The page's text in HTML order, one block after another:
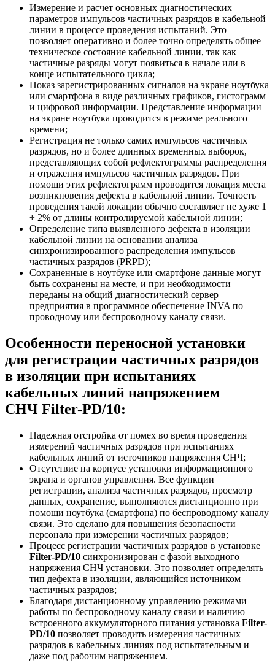
Измерение и расчет основных диагностических
параметров импульсов частичных разрядов в кабельной
линии в процессе проведения испытаний. Это
позволяет оперативно и более точно определять общее
техническое состояние кабельной линии, так как
частичные разряды могут появиться в начале или в
конце испытательного цикла;
Показ зарегистрированных сигналов на экране ноутбука
или смартфона в виде различных графиков, гистограмм
и цифровой информации. Представление информации
на экране ноутбука проводится в режиме реального
времени;
Регистрация не только самих импульсов частичных
разрядов, но и более длинных временных выборок,
представляющих собой рефлектограммы распределения
и отражения импульсов частичных разрядов. При
помощи этих рефлектограмм проводится локация места
возникновения дефекта в кабельной линии. Точность
проведения такой локации обычно составляет не хуже 1
÷ 2% от длины контролируемой кабельной линии;
Определение типа выявленного дефекта в изоляции
кабельной линии на основании анализа
синхронизированного распределения импульсов
частичных разрядов (PRPD);
Сохраненные в ноутбуке или смартфоне данные могут
быть сохранены на месте, и при необходимости
переданы на общий диагностический сервер
предприятия в программное обеспечение INVA по
проводному или беспроводному каналу связи.
Особенности переносной установки
для регистрации частичных разрядов
в изоляции при испытаниях
кабельных линий напряжением
СНЧ Filter-PD/10:
Надежная отстройка от помех во время проведения
измерений частичных разрядов при испытаниях
кабельных линий от источников напряжения СНЧ;
Отсутствие на корпусе установки информационного
экрана и органов управления. Все функции
регистрации, анализа частичных разрядов, просмотр
данных, сохранение, выполняются дистанционно при
помощи ноутбука (смартфона) по беспроводному каналу
связи. Это сделано для повышения безопасности
персонала при измерении частичных разрядов;
Процесс регистрации частичных разрядов в установке
Filter-PD/10 синхронизирован с фазой выходного
напряжения СНЧ установки. Это позволяет определять
тип дефекта в изоляции, являющийся источником
частичных разрядов;
Благодаря дистанционному управлению режимами
работы по беспроводному каналу связи и наличию
встроенного аккумуляторного питания установка Filter-
PD/10 позволяет проводить измерения частичных
разрядов в кабельных линиях под испытательным и
даже под рабочим напряжением.